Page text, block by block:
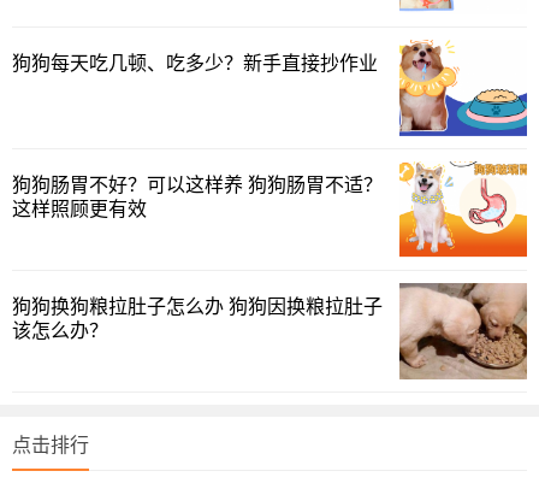
小哈士奇在幼犬时期，它们体内的免疫系统是没有完全发
育的，所以它们不能够很好的抵抗疾病，所以四个月以后就
需要给小哈士奇接种疫苗了，这样可以建立起狗狗体内的免
疫系统，让狗狗更好的对抗疾病，从而减少疾病的发生，疫
苗是每年都需要打的，这一点铲屎官们也需要注意。
狗狗每天吃几顿、吃多少？新手直接抄作业
狗狗肠胃不好？可以这样养 狗狗肠胃不适？
这样照顾更有效
狗狗换狗粮拉肚子怎么办 狗狗因换粮拉肚子
该怎么办？
点击排行